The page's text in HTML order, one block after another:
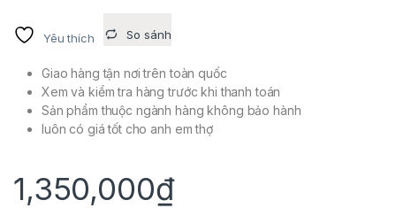
Yêu thích So sánh
Giao hàng tận nơi trên toàn quốc
Xem và kiểm tra hàng trước khi thanh toán
Sản phẩm thuộc ngành hàng không bảo hành
luôn có giá tốt cho anh em thợ
1,350,000₫